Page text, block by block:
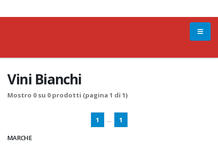
MARCHE
Vini Bianchi
Mostro 0 su 0 prodotti (pagina 1 di 1)
1 ... 1